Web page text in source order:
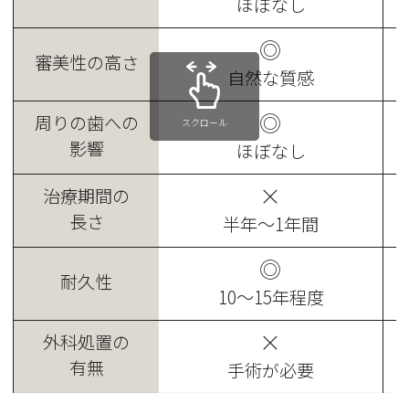
審美性の高さ ◎
自然な質感
周りの歯への
影響
◎
ほぼなし
治療期間の
長さ
×
半年～1年間
耐久性 ◎
10～15年程度
外科処置の
有無
×
手術が必要
スクロール